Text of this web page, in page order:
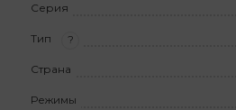
Серия
Тип ?
Страна
Режимы